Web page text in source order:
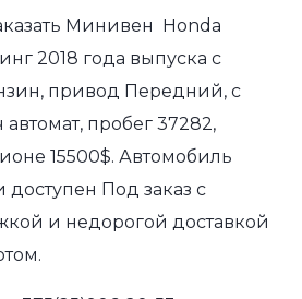
Минивен Honda
2018 года выпуска с
привод Передний, с
пробег 37282,
15500$. Автомобиль
Под заказ с
и недорогой доставкой